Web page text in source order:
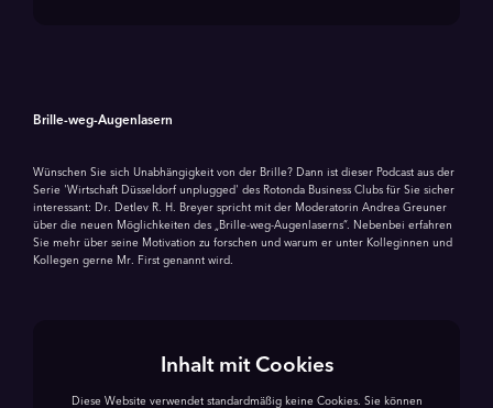
Brille-weg-Augenlasern
Wünschen Sie sich Unabhängigkeit von der Brille? Dann ist dieser Podcast aus der
Serie 'Wirtschaft Düsseldorf unplugged' des Rotonda Business Clubs für Sie sicher
interessant: Dr. Detlev R. H. Breyer spricht mit der Moderatorin Andrea Greuner
über die neuen Möglichkeiten des „Brille-weg-Augenlaserns“. Nebenbei erfahren
Sie mehr über seine Motivation zu forschen und warum er unter Kolleginnen und
Kollegen gerne Mr. First genannt wird.
Inhalt mit Cookies
Diese Website verwendet standardmäßig keine Cookies. Sie können